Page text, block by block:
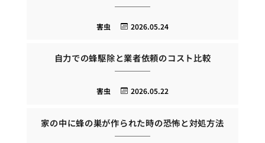
2026.05.24
害虫
自力での蜂駆除と業者依頼のコスト比較
2026.05.22
害虫
家の中に蜂の巣が作られた時の恐怖と対処方法